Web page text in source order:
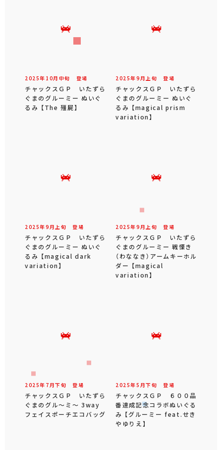
2025年 10月 中旬 登場
チャックスＧＰ いたずら
ぐまのグルーミー ぬいぐ
るみ 【The 殭屍】
2025年9 月 上旬 登場
チャックスＧＰ いたずら
ぐまのグルーミー ぬいぐ
るみ 【magical prism
variation】
2025年9 月 上旬 登場
チャックスＧＰ いたずら
ぐまのグルーミー ぬいぐ
るみ 【magical dark
variation】
2025年9 月 上旬 登場
チャックスＧＰ いたずら
ぐまのグルーミー 戦慄き
（わななき）アームキーホル
ダー 【magical
variation】
2025年 7 月下旬 登場
チャックスＧＰ いたずら
ぐまのグル～ミ～ 3way
フェイスポーチエコバッグ
2025年5 月下旬 登場
チャックスＧＰ ６００品
番達成記念コラボぬいぐる
み 【グルーミー feat.せき
やゆりえ】